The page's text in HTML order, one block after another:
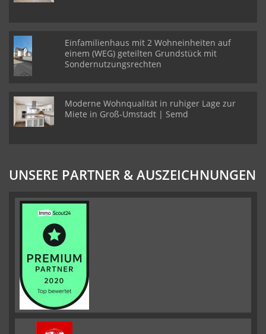
Einfamilienhaus mit 2 Wohneinheiten auf
einem (WEG) geteilten Grundstück mit
Sondernutzungsrechten
Moderne Wohnqualität in ruhiger Lage zur
Miete in Groß-Umstadt | Semd
UNSERE PARTNER & AUSZEICHNUNGEN